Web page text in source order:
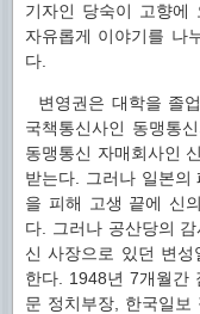
기자인 당숙이 고향에
자유롭게 이야기를 나
다.
변영권은 대학을 졸
국책통신사인 동맹통
동맹통신 자매회사인
받는다. 그러나 일본의
을 피해 고생 끝에 신
다. 그러나 공산당의
신 사장으로 있던 변
한다. 1948년 7개월간
문 정치부장, 한국일보